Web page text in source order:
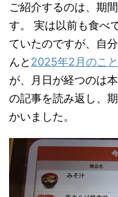
ご紹介するのは、期
す。 実は以前も食べ
ていたのですが、自
んと 2025年2月のこと
が、月日が経つのは
の記事を読み返し、
かいました。